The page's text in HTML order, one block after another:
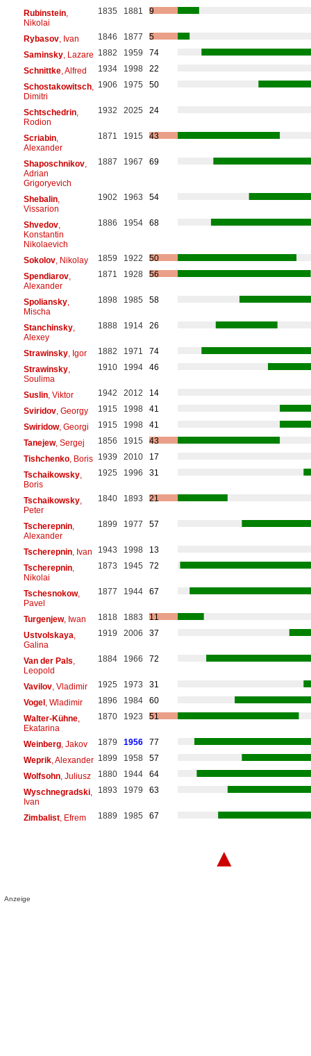
Rubinstein,
Nikolai
1835 1881 9
Rybasov, Ivan 1846 1877
5
Saminsky, Lazare 1882 1959
74
Schnittke, Alfred 1934 1998
22
Schostakowitsch,
Dimitri
1906 1975 50
Schtschedrin,
Rodion
1932 2025 24
Scriabin,
Alexander
1871 1915 43
Shaposchnikov,
Adrian
Grigoryevich
1887 1967 69
Shebalin,
Vissarion
1902 1963 54
Shvedov,
Konstantin
Nikolaevich
1886 1954 68
Sokolov, Nikolay 1859 1922
50
Spendiarov,
Alexander
1871 1928 56
Spoliansky,
Mischa
1898 1985 58
Stanchinsky,
Alexey
1888 1914 26
Strawinsky, Igor 1882 1971
74
Strawinsky,
Soulima
1910 1994 46
Suslin, Viktor 1942 2012
14
Sviridov, Georgy 1915 1998
41
Swiridow, Georgi 1915 1998
41
Tanejew, Sergej 1856 1915
43
Tishchenko, Boris 1939 2010
17
Tschaikowsky,
Boris
1925 1996 31
Tschaikowsky,
Peter
1840 1893 21
Tscherepnin,
Alexander
1899 1977 57
Tscherepnin, Ivan 1943 1998
13
Tscherepnin,
Nikolai
1873 1945 72
Tschesnokow,
Pavel
1877 1944 67
Turgenjew, Iwan 1818 1883
11
Ustvolskaya
Galina
1919 2006 37
Van der Pals
Leopold
1884 1966 72
Vavilov, Vladimir 1925 1973
31
Vogel, Wladimir 1896 1984
60
Walter-Kühne,
Ekatarina
1870 1923 51
Weinberg, Jakov 1879 1956
77
Weprik, Alexander 1899 1958
57
Wolfsohn, Juliusz 1880 1944
64
Wyschnegradski,
Ivan
1893 1979 63
Zimbalist, Efrem 1889 1985 67
▲
Anzeige